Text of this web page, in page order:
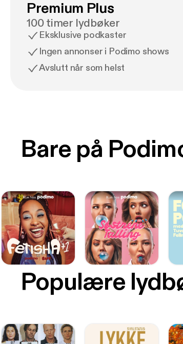
Premium Plus
100 timer lydbøker
Eksklusive podkaster
Ingen annonser i Podimo shows
Avslutt når som helst
Bare på
Populære